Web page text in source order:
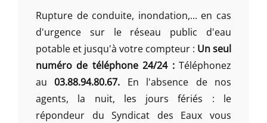
Rupture de conduite, inondation,... en cas
d'urgence sur le réseau public d'eau
potable et jusqu'à votre compteur : Un seul
numéro de téléphone 24/24 :Téléphonez
au03.88.94.80.67. En l'absence de nos
agents, la nuit, les jours fériés : le
répondeur du Syndicat des Eaux vous